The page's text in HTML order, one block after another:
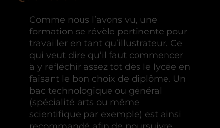
Comme nous l’avons vu, une
formation se révèle pertinente pour
travailler en tant qu’illustrateur. Ce
qui veut dire qu’il faut commencer
à y réfléchir assez tôt dès le lycée en
faisant le bon choix de diplôme. Un
bac technologique ou général
(spécialité arts ou même
scientifique par exemple) est ainsi